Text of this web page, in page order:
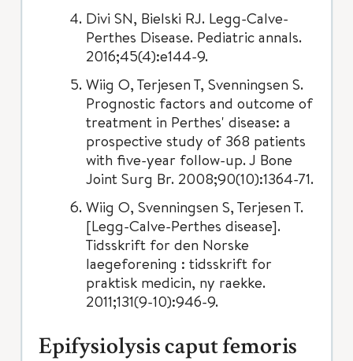
Divi SN, Bielski RJ. Legg-Calve-
Perthes Disease. Pediatric annals.
2016;45(4):e144-9.
Wiig O, Terjesen T, Svenningsen S.
Prognostic factors and outcome of
treatment in Perthes' disease: a
prospective study of 368 patients
with five-year follow-up. J Bone
Joint Surg Br. 2008;90(10):1364-71.
Wiig O, Svenningsen S, Terjesen T.
[Legg-Calve-Perthes disease].
Tidsskrift for den Norske
laegeforening : tidsskrift for
praktisk medicin, ny raekke.
2011;131(9-10):946-9.
Epifysiolysis caput femoris